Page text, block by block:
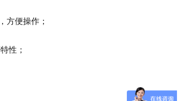
方便操作；
性；